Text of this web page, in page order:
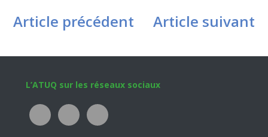
Article précédent Article suivant
Footer
L’ATUQ sur les réseaux sociaux